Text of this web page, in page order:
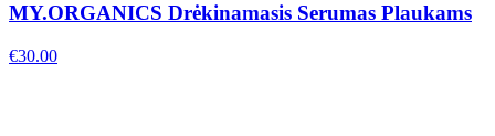
MY.ORGANICS Drėkinamasis Serumas Plaukams
€30.00